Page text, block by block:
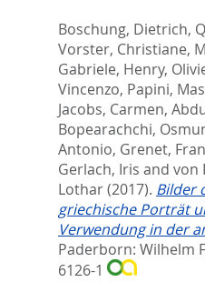
Boschung, Dietrich,
Vorster, Christiane,
Gabriele, Henry,
Vincenzo, Papini,
Jacobs, Carmen,
Bopearachchi,
Antonio, Grenet,
Gerlach, Iris and von
Lothar(2017). Bilder
griechische Porträt
Verwendung in der
Paderborn: Wilhelm
6126-1